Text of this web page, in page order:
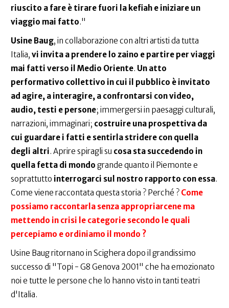
riuscito a fare è tirare fuori la kefiah e iniziare un
viaggio mai fatto."
Usine Baug, in collaborazione con altri artisti da tutta
Italia, vi invita a prendere lo zaino e partire per viaggi
mai fatti verso il Medio Oriente. Un atto
performativo collettivo in cui il pubblico è invitato
ad agire, a interagire, a confrontarsi con video,
audio, testi e persone; immergersi in paesaggi culturali,
narrazioni, immaginari; costruire una prospettiva da
cui guardare i fatti e sentirla stridere con quella
degli altri. Aprire spiragli su cosa sta succedendo in
quella fetta di mondo grande quanto il Piemonte e
soprattutto interrogarci sul nostro rapporto con essa.
Come viene raccontata questa storia ? Perché ? Come
possiamo raccontarla senza appropriarcene ma
mettendo in crisi le categorie secondo le quali
percepiamo e ordiniamo il mondo ?
Usine Baug ritornano in Scighera dopo il grandissimo
successo di "Topi - G8 Genova 2001" che ha emozionato
noi e tutte le persone che lo hanno visto in tanti teatri
d'Italia.